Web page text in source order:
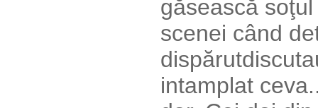
găsească
scenei când
intamplat